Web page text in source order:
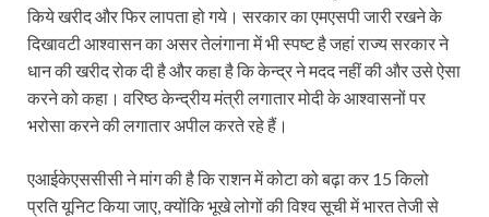
किये खरीद और फिर लापता हो गये। सरकार का एमएसपी जारी रखने के
दिखावटी आश्वासन का असर तेलंगाना में भी स्पष्ट है जहां राज्य सरकार ने
धान की खरीद रोक दी है और कहा है कि केन्द्र ने मदद नहीं की और उसे ऐसा
करने को कहा। वरिष्ठ केन्द्रीय मंत्री लगातार मोदी के आश्वासनों पर
भरोसा करने की लगातार अपील करते रहे हैं।
एआईकेएससीसी ने मांग की है कि राशन में कोटा को बढ़ा कर 15 किलो
प्रति यूनिट किया जाए, क्योंकि भूखे लोगों की विश्व सूची में भारत तेजी से